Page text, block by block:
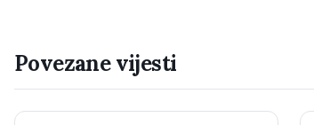
Povezane vijesti